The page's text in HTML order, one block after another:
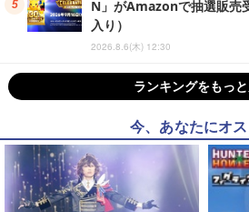
N」がAmazonで抽選販売
入り）
2026.8.6(木) 12:30
ランキングをもっ
今、あなたにオ